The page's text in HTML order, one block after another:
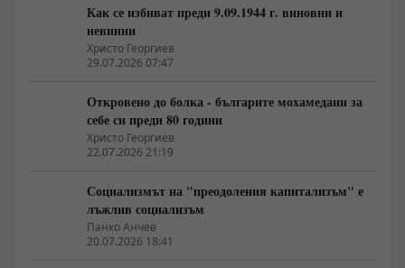
Как се избиват преди 9.09.1944 г. виновни и
невинни
Христо Георгиев
29.07.2026 07:47
Откровено до болка - българите мохамедани за
себе си преди 80 години
Христо Георгиев
22.07.2026 21:19
Социализмът на "преодоления капитализъм" е
лъжлив социализъм
Панко Анчев
20.07.2026 18:41